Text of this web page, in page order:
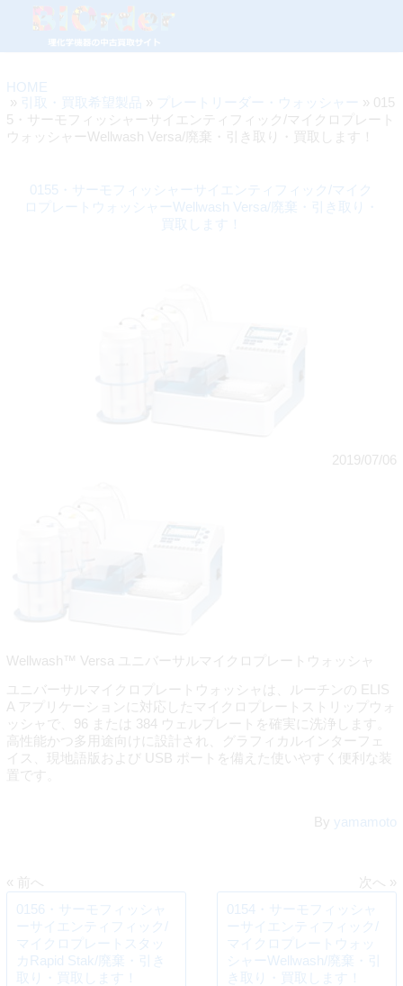
HOME
» 引取・買取希望製品 » プレートリーダー・ウォッシャー » 015
5・サーモフィッシャーサイエンティフィック/マイクロプレート
ウォッシャーWellwash Versa/廃棄・引き取り・買取します！
0155・サーモフィッシャーサイエンティフィック/マイク
ロプレートウォッシャーWellwash Versa/廃棄・引き取り・
買取します！
2019/07/06
Wellwash™ Versa ユニバーサルマイクロプレートウォッシャ
ユニバーサルマイクロプレートウォッシャは、ルーチンの ELIS
A アプリケーションに対応したマイクロプレートストリップウォ
ッシャで、96 または 384 ウェルプレートを確実に洗浄します。
高性能かつ多用途向けに設計され、グラフィカルインターフェ
イス、現地語版および USB ポートを備えた使いやすく便利な装
置です。
By yamamoto
« 前へ
0156・サーモフィッシャ
ーサイエンティフィック/
マイクロプレートスタッ
カRapid Stak/廃棄・引き
取り・買取します！
次へ »
0154・サーモフィッシャ
ーサイエンティフィック/
マイクロプレートウォッ
シャーWellwash/廃棄・引
き取り・買取します！